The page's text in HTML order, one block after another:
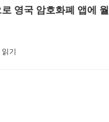
트
널리 이용할 수 있습니다.
영국 암호화폐 앱에
읽기